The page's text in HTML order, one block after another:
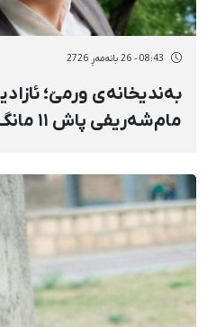
08:43 - 26 بانەمەڕ 2726
بەندیخانەی ورمێ؛